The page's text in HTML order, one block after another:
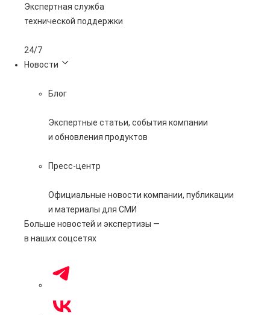
Экспертная служба
технической поддержки
24/7
Новости
Блог
Экспертные статьи, события компании
и обновления продуктов
Пресс-центр
Официальные новости компании, публикации
и материалы для СМИ
Больше новостей и экспертизы —
в наших соцсетях